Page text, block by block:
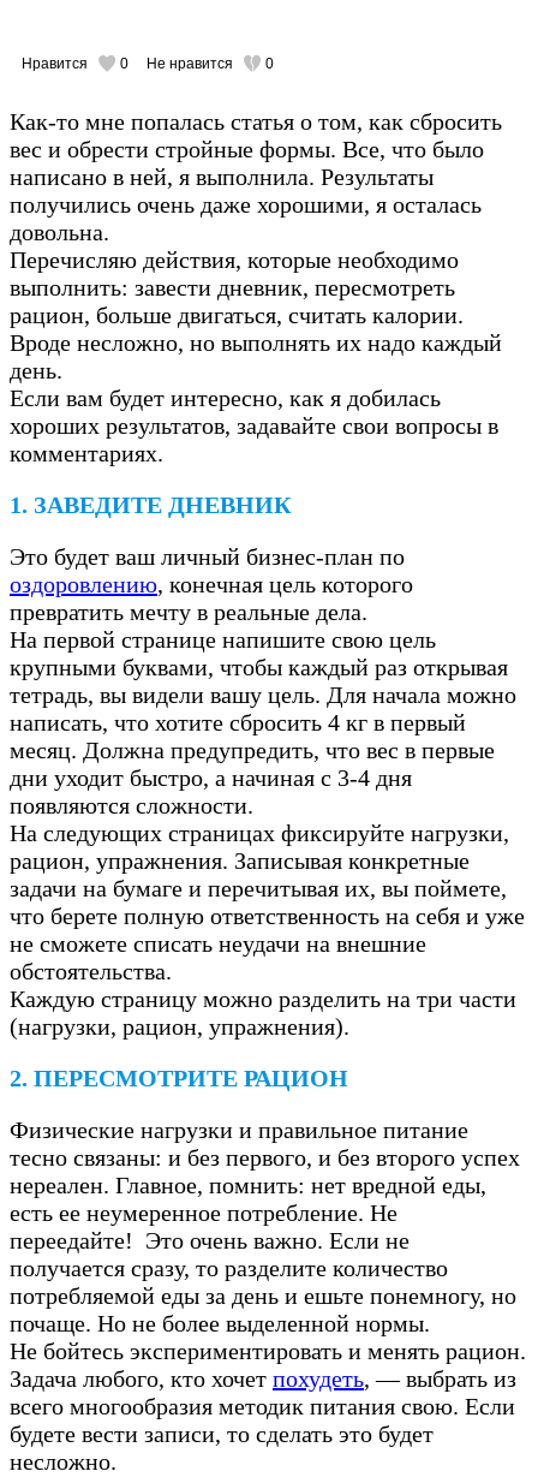
Нравится 0 Не нравится 0
Как-то мне попалась статья о том, как сбросить
вес и обрести стройные формы. Все, что было
написано в ней, я выполнила. Результаты
получились очень даже хорошими, я осталась
довольна.
Перечисляю действия, которые необходимо
выполнить: завести дневник, пересмотреть
рацион, больше двигаться, считать калории.
Вроде несложно, но выполнять их надо каждый
день.
Если вам будет интересно, как я добилась
хороших результатов, задавайте свои вопросы в
комментариях.
1. ЗАВЕДИТЕ ДНЕВНИК
Это будет ваш личный бизнес-план по
оздоровлению, конечная цель которого
превратить мечту в реальные дела.
На первой странице напишите свою цель
крупными буквами, чтобы каждый раз открывая
тетрадь, вы видели вашу цель. Для начала можно
написать, что хотите сбросить 4 кг в первый
месяц. Должна предупредить, что вес в первые
дни уходит быстро, а начиная с 3-4 дня
появляются сложности.
На следующих страницах фиксируйте нагрузки,
рацион, упражнения. Записывая конкретные
задачи на бумаге и перечитывая их, вы поймете,
что берете полную ответственность на себя и уже
не сможете списать неудачи на внешние
обстоятельства.
Каждую страницу можно разделить на три части
(нагрузки, рацион, упражнения).
2. ПЕРЕСМОТРИТЕ РАЦИОН
Физические нагрузки и правильное питание
тесно связаны: и без первого, и без второго успех
нереален. Главное, помнить: нет вредной еды,
есть ее неумеренное потребление. Не
переедайте! Это очень важно. Если не
получается сразу, то разделите количество
потребляемой еды за день и ешьте понемногу, но
почаще. Но не более выделенной нормы.
Не бойтесь экспериментировать и менять рацион.
Задача любого, кто хочет похудеть, — выбрать из
всего многообразия методик питания свою. Если
будете вести записи, то сделать это будет
несложно.